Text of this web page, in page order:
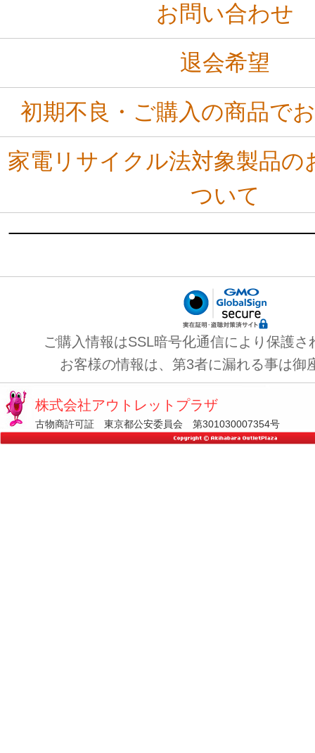
お問い合わせ
退会希望
初期不良・ご購入の商品で
家電リサイクル法対象製品の
ついて
ご購入情報はSSL暗号化通信により保護さ
お客様の情報は、第3者に漏れる事は御
株式会社アウトレットプラザ
古物商許可証 東京都公安委員会 第301030007354号